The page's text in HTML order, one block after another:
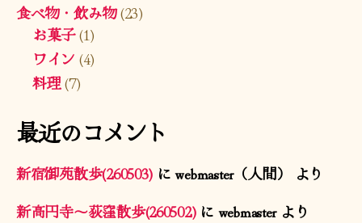
食べ物・飲み物(23)
お菓子(1)
ワイン (4)
料理(7)
最近のコメント
新宿御苑散歩(260503) にwebmaster（人間）
より
新高円寺〜荻窪散歩(260502)に webmasterより